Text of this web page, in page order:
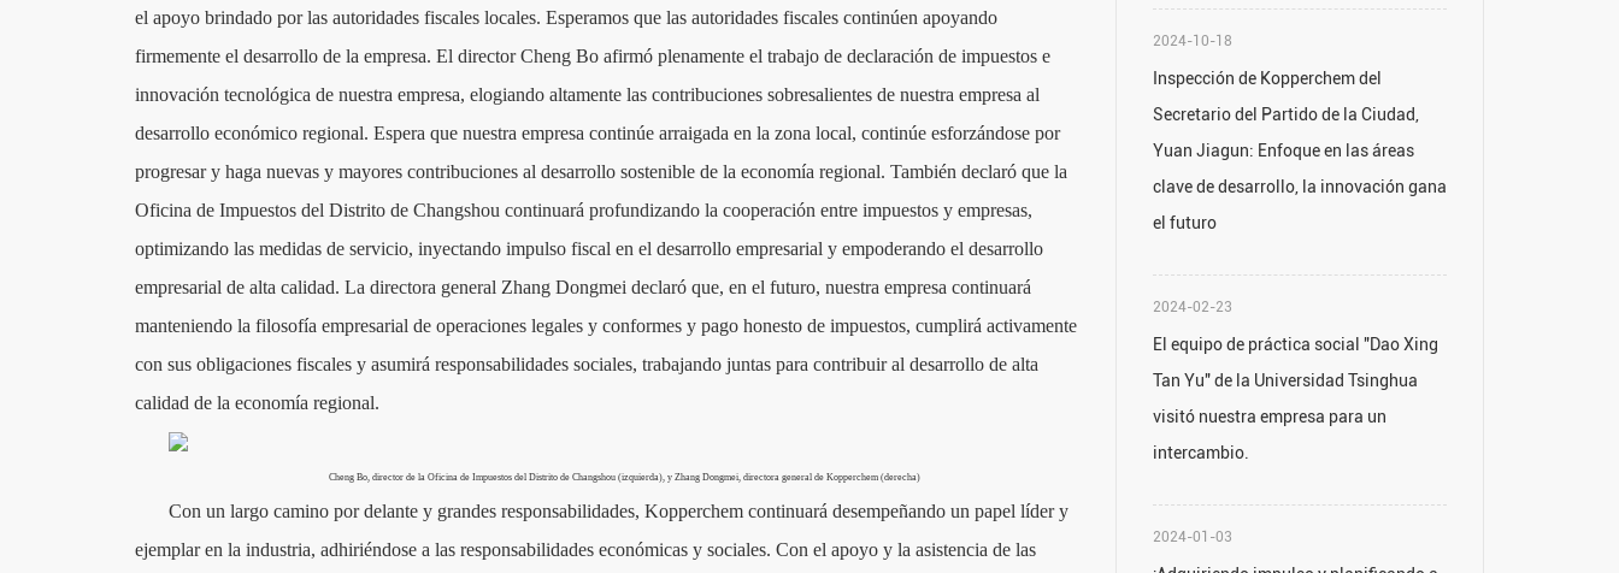
el apoyo brindado por las autoridades fiscales locales. Esperamos que las autoridades fiscales continúen apoyando
firmemente el desarrollo de la empresa. El director Cheng Bo afirmó plenamente el trabajo de declaración de impuestos e
innovación tecnológica de nuestra empresa, elogiando altamente las contribuciones sobresalientes de nuestra empresa al
desarrollo económico regional. Espera que nuestra empresa continúe arraigada en la zona local, continúe esforzándose por
progresar y haga nuevas y mayores contribuciones al desarrollo sostenible de la economía regional. También declaró que la
Oficina de Impuestos del Distrito de Changshou continuará profundizando la cooperación entre impuestos y empresas,
optimizando las medidas de servicio, inyectando impulso fiscal en el desarrollo empresarial y empoderando el desarrollo
empresarial de alta calidad. La directora general Zhang Dongmei declaró que, en el futuro, nuestra empresa continuará
manteniendo la filosofía empresarial de operaciones legales y conformes y pago honesto de impuestos, cumplirá activamente
con sus obligaciones fiscales y asumirá responsabilidades sociales, trabajando juntas para contribuir al desarrollo de alta
calidad de la economía regional.
Cheng Bo, director de la Oficina de Impuestos del Distrito de Changshou (izquierda), y Zhang Dongmei, directora general de Kopperchem (derecha)
Con un largo camino por delante y grandes responsabilidades, Kopperchem continuará desempeñando un papel líder y
ejemplar en la industria, adhiriéndose a las responsabilidades económicas y sociales. Con el apoyo y la asistencia de las
2024-10-18
Inspección de Kopperchem del
Secretario del Partido de la Ciudad,
Yuan Jiagun: Enfoque en las áreas
clave de desarrollo, la innovación gana
el futuro
2024-02-23
El equipo de práctica social "Dao Xing
Tan Yu" de la Universidad Tsinghua
visitó nuestra empresa para un
intercambio.
2024-01-03